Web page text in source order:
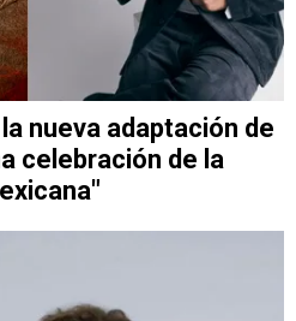
nueva adaptación de
celebración de la